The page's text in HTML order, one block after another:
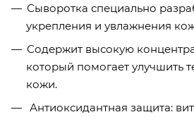
Сыворотка специально
укрепления и увлажнения
Содержит высокую
который помогает улучшить
кожи.
Антиоксидантная защита: